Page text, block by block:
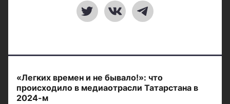
«Легких времен и не бывало!»: что
происходило в медиаотрасли Татарстана в
2024-м